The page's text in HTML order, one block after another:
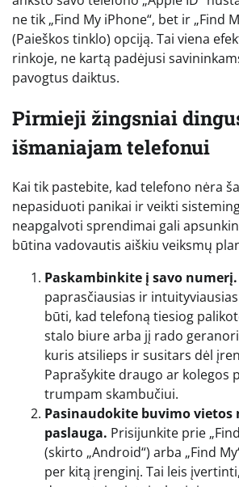
ne tik „Find My iPhone“, bet ir „Find
(Paieškos tinklo) opciją. Tai viena
rinkoje, ne kartą padėjusi
pavogtus daiktus.
Pirmieji žingsniai
išmaniajam telefonui
Kai tik pastebite, kad telefono nėra
nepasiduoti panikai ir veikti
neapgalvoti sprendimai gali
būtina vadovautis aiškiu veiksmų
Paskambinkite į savo numerį.
paprasčiausias ir
būti, kad telefoną tiesiog
stalo biure arba jį rado
kuris atsilieps ir susitars dėl
Paprašykite draugo ar kolegos
trumpam skambučiui.
Pasinaudokite buvimo
paslauga. Prisijunkite prie
(skirto „Android“) arba „Find
per kitą įrenginį. Tai leis